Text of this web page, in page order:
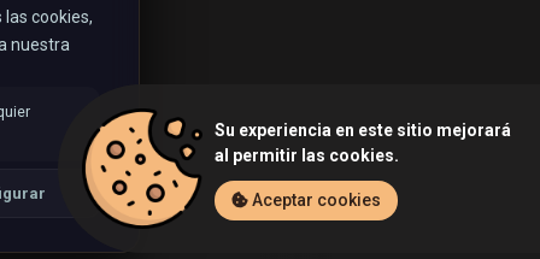
cookies,
nuestra
Su experiencia en este sitio mejorará
al permitir las cookies.
Aceptar cookies